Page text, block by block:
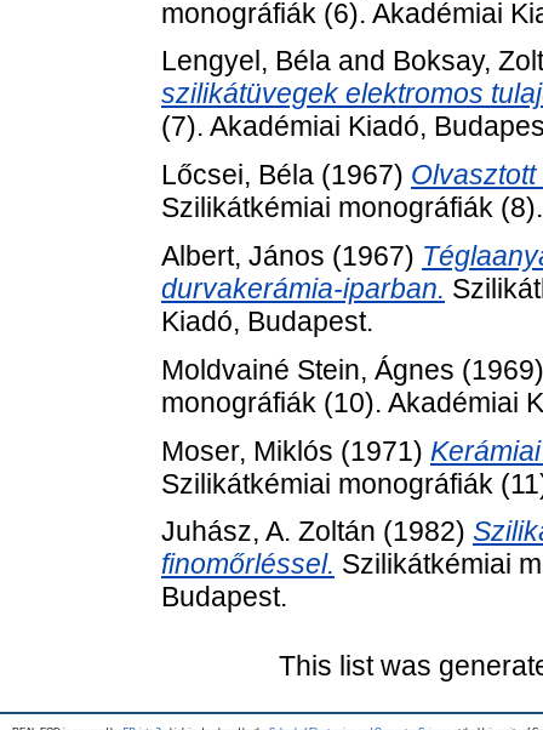
monográfiák (6). Akadémiai
Lengyel, Béla and Boksay,
szilikátüvegek elektromos
(7). Akadémiai Kiadó,
Lőcsei, Béla (1967)
Szilikátkémiai monográfiák
Albert, János (1967)
durvakerámia-iparban.
Kiadó, Budapest.
Moldvainé Stein, Ágnes
monográfiák (10). Akadémiai
Moser, Miklós (1971)
Szilikátkémiai monográfiák
Juhász, A. Zoltán (1982)
finomőrléssel. Szilikátkémiai
Budapest.
This list was